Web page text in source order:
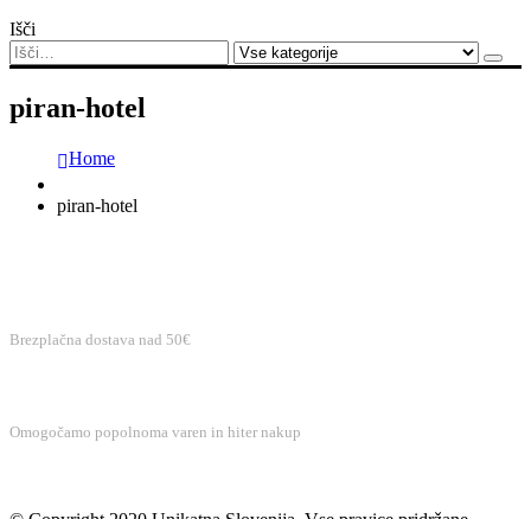
Išči
piran-hotel
Home
piran-hotel
Brezplačna dostava nad 50€
Omogočamo popolnoma varen in hiter nakup